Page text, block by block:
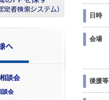
談会
談会
日時
会場
後援等